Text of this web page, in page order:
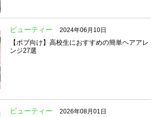
ビューティー 2024年06月10日
【ボブ向け】高校生におすすめの簡単ヘアアレ
ンジ27選
ビューティー 2026年08月01日